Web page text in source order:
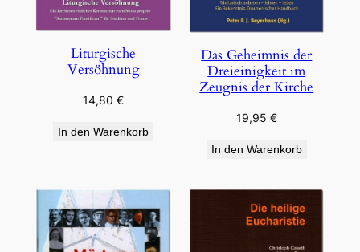
Liturgische
Versöhnung
14,80€
In den Warenkorb
Das Geheimnis der
Dreieinigkeit im
Zeugnis der Kirche
19,95 €
In den Warenkorb